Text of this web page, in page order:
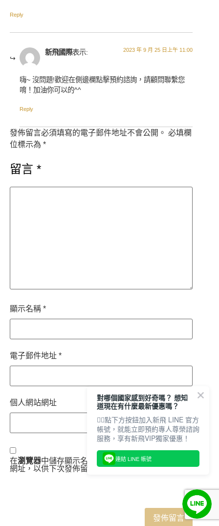
Reply
新飛國際表示: 2023 年 9 月 25 日上午 11:00
嗨~ 沒問題!歡迎在側邊欄點擊預約諮詢，請顧問聯繫您
唷！加油你可以的^^
Reply
發佈留言必須填寫的電子郵件地址不會公開。 必填欄
位標示為 *
留言 *
顯示名稱 *
電子郵件地址 *
個人網站網址
在瀏覽器中儲存顯示名稱、電子郵件地址及個人網站
網址，以供下次發佈留言時使用。
對哪個國家感到好奇嗎？ 想知
道現在有什麼最新優惠嗎？
👇🏻點下方按鈕加入新飛 LINE 官方
帳號，就能立即預約專人尊榮諮詢
服務，享有新飛VIP獨家優惠！
連結 LINE 帳號